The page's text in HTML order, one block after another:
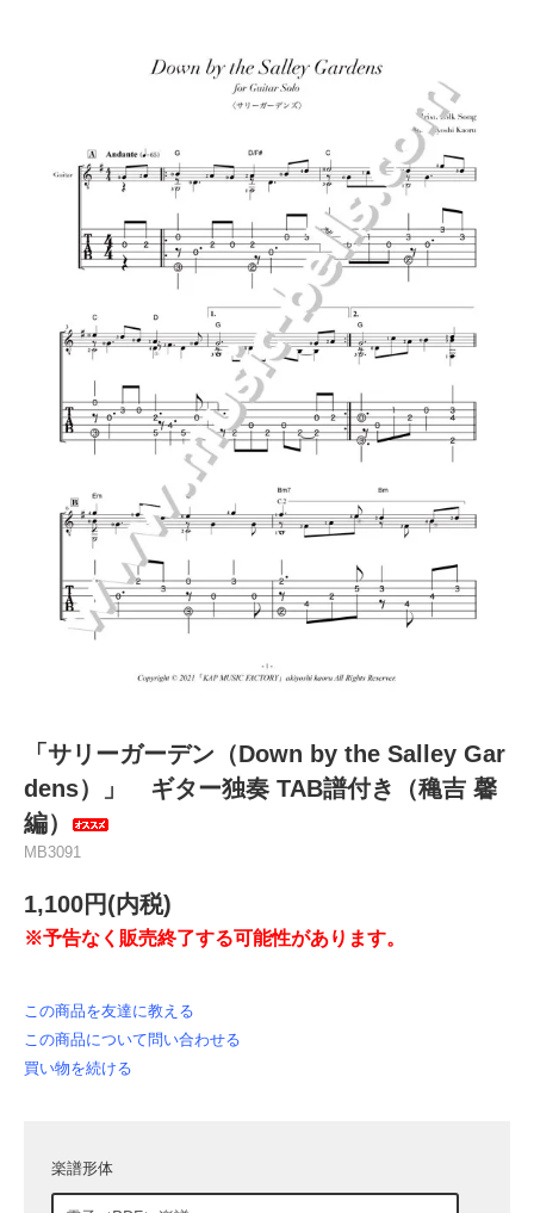
「サリーガーデン（Down by the Salley Gar
dens）」 ギター独奏 TAB譜付き（穐吉 馨
編）
MB3091
1,100円(内税)
※予告なく販売終了する可能性があります。
この商品を友達に教える
この商品について問い合わせる
買い物を続ける
楽譜形体